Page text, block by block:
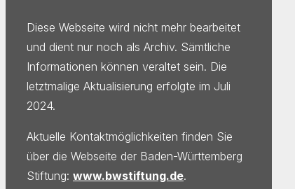
Diese Webseite wird nicht mehr bearbeitet
und dient nur noch als Archiv. Sämtliche
Informationen können veraltet sein. Die
letztmalige Aktualisierung erfolgte im Juli
2024.
Aktuelle Kontaktmöglichkeiten finden Sie
über die Webseite der Baden-Württemberg
Stiftung: www.bwstiftung.de.